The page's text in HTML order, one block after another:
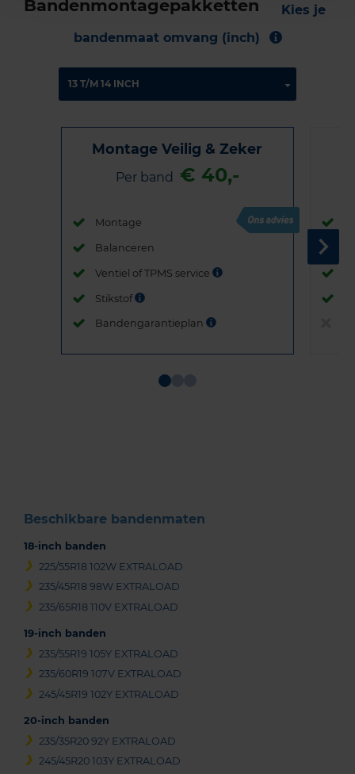
Bandenmontagepakketten
Kies je
bandenmaat omvang (inch)
Montage Veilig & Zeker
Per band € 40,-
Montage
Balanceren
Ventiel of TPMS service
Stikstof
Bandengarantieplan
Beschikbare bandenmaten
18-inch banden
225/55R18 102W EXTRALOAD
235/45R18 98W EXTRALOAD
235/65R18 110V EXTRALOAD
19-inch banden
235/55R19 105Y EXTRALOAD
235/60R19 107V EXTRALOAD
245/45R19 102Y EXTRALOAD
20-inch banden
235/35R20 92Y EXTRALOAD
245/45R20 103Y EXTRALOAD